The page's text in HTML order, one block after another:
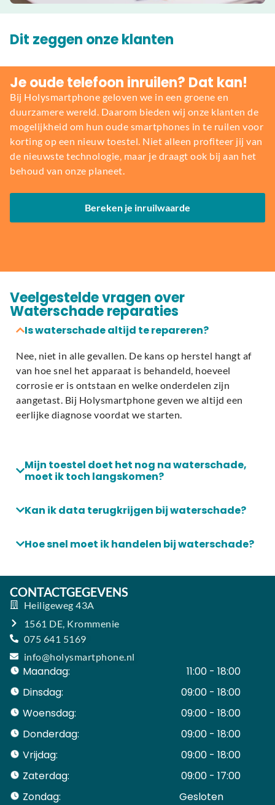
Dit zeggen onze klanten
Je oude telefoon inruilen? Dat kan!
Bij Holysmartphone geloven we in een groene en
duurzamere wereld. Daarom bieden wij onze klanten de
mogelijkheid om hun oude smartphones in te ruilen voor
korting op een nieuw toestel. Niet alleen profiteer jij van
de nieuwste technologie, maar je draagt ook bij aan het
behoud van onze planeet.
Bereken je inruilwaarde
Veelgestelde vragen over
Waterschade reparaties
Is waterschade altijd te repareren?
Nee, niet in alle gevallen. De kans op herstel hangt af
van hoe snel het apparaat is behandeld, hoeveel
corrosie er is ontstaan en welke onderdelen zijn
aangetast. Bij Holysmartphone geven we altijd een
eerlijke diagnose voordat we starten.
Mijn toestel doet het nog na waterschade,
moet ik toch langskomen?
Kan ik data terugkrijgen bij waterschade?
Hoe snel moet ik handelen bij waterschade?
CONTACTGEGEVENS
Heiligeweg 43A
1561 DE, Krommenie
075 641 5169
info@holysmartphone.nl
Maandag:
11:00 - 18:00
Dinsdag:
09:00 - 18:00
Woensdag:
09:00 - 18:00
Donderdag:
09:00 - 18:00
Vrijdag:
09:00 - 18:00
Zaterdag:
09:00 - 17:00
Zondag:
Gesloten ​ ​ ​ ​ ​ ​ ​